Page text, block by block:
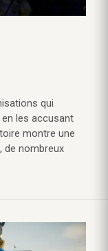
qui
les accusant
montre une
de nombreux